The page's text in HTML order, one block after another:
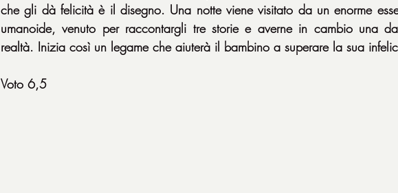
che gli dà felicità è il disegno. Una notte viene visitato da un enorme
umanoide, venuto per raccontargli tre storie e averne in cambio una
realtà. Inizia così un legame che aiuterà il bambino a superare la sua
Voto 6,5